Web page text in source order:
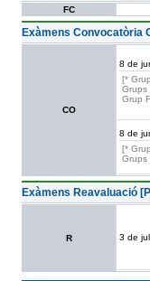
FC
Exàmens Convocatòria
CO
8 de
[*
Grups
Grup
8 de
[*
Grups
Exàmens Reavaluació
R 3 de